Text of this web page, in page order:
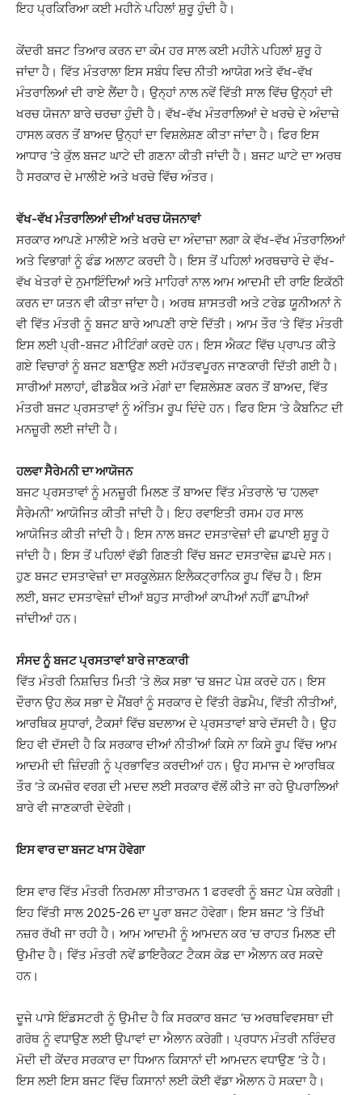
ਇਹ ਪ੍ਰਕਿਰਿਆ ਕਈ ਮਹੀਨੇ ਪਹਿਲਾਂ ਸ਼ੁਰੂ ਹੁੰਦੀ ਹੈ।
ਕੇਂਦਰੀ ਬਜਟ ਤਿਆਰ ਕਰਨ ਦਾ ਕੰਮ ਹਰ ਸਾਲ ਕਈ ਮਹੀਨੇ ਪਹਿਲਾਂ ਸ਼ੁਰੂ ਹੋ
ਜਾਂਦਾ ਹੈ। ਵਿੱਤ ਮੰਤਰਾਲਾ ਇਸ ਸਬੰਧ ਵਿਚ ਨੀਤੀ ਆਯੋਗ ਅਤੇ ਵੱਖ-ਵੱਖ
ਮੰਤਰਾਲਿਆਂ ਦੀ ਰਾਏ ਲੈਂਦਾ ਹੈ। ਉਨ੍ਹਾਂ ਨਾਲ ਨਵੇਂ ਵਿੱਤੀ ਸਾਲ ਵਿੱਚ ਉਨ੍ਹਾਂ ਦੀ
ਖਰਚ ਯੋਜਨਾ ਬਾਰੇ ਚਰਚਾ ਹੁੰਦੀ ਹੈ। ਵੱਖ-ਵੱਖ ਮੰਤਰਾਲਿਆਂ ਦੇ ਖਰਚੇ ਦੇ ਅੰਦਾਜ਼ੇ
ਹਾਸਲ ਕਰਨ ਤੋਂ ਬਾਅਦ ਉਨ੍ਹਾਂ ਦਾ ਵਿਸ਼ਲੇਸ਼ਣ ਕੀਤਾ ਜਾਂਦਾ ਹੈ। ਫਿਰ ਇਸ
ਆਧਾਰ ‘ਤੇ ਕੁੱਲ ਬਜਟ ਘਾਟੇ ਦੀ ਗਣਨਾ ਕੀਤੀ ਜਾਂਦੀ ਹੈ। ਬਜਟ ਘਾਟੇ ਦਾ ਅਰਥ
ਹੈ ਸਰਕਾਰ ਦੇ ਮਾਲੀਏ ਅਤੇ ਖਰਚੇ ਵਿੱਚ ਅੰਤਰ।
ਵੱਖ-ਵੱਖ ਮੰਤਰਾਲਿਆਂ ਦੀਆਂ ਖਰਚ ਯੋਜਨਾਵਾਂ
ਸਰਕਾਰ ਆਪਣੇ ਮਾਲੀਏ ਅਤੇ ਖਰਚੇ ਦਾ ਅੰਦਾਜ਼ਾ ਲਗਾ ਕੇ ਵੱਖ-ਵੱਖ ਮੰਤਰਾਲਿਆਂ
ਅਤੇ ਵਿਭਾਗਾਂ ਨੂੰ ਫੰਡ ਅਲਾਟ ਕਰਦੀ ਹੈ। ਇਸ ਤੋਂ ਪਹਿਲਾਂ ਅਰਥਚਾਰੇ ਦੇ ਵੱਖ-
ਵੱਖ ਖੇਤਰਾਂ ਦੇ ਨੁਮਾਇੰਦਿਆਂ ਅਤੇ ਮਾਹਿਰਾਂ ਨਾਲ ਆਮ ਆਦਮੀ ਦੀ ਰਾਇ ਇਕੱਠੀ
ਕਰਨ ਦਾ ਯਤਨ ਵੀ ਕੀਤਾ ਜਾਂਦਾ ਹੈ। ਅਰਥ ਸ਼ਾਸਤਰੀ ਅਤੇ ਟਰੇਡ ਯੂਨੀਅਨਾਂ ਨੇ
ਵੀ ਵਿੱਤ ਮੰਤਰੀ ਨੂੰ ਬਜਟ ਬਾਰੇ ਆਪਣੀ ਰਾਏ ਦਿੱਤੀ। ਆਮ ਤੌਰ ‘ਤੇ ਵਿੱਤ ਮੰਤਰੀ
ਇਸ ਲਈ ਪ੍ਰੀ-ਬਜਟ ਮੀਟਿੰਗਾਂ ਕਰਦੇ ਹਨ। ਇਸ ਐਕਟ ਵਿੱਚ ਪ੍ਰਾਪਤ ਕੀਤੇ
ਗਏ ਵਿਚਾਰਾਂ ਨੂੰ ਬਜਟ ਬਣਾਉਣ ਲਈ ਮਹੱਤਵਪੂਰਨ ਜਾਣਕਾਰੀ ਦਿੱਤੀ ਗਈ ਹੈ।
ਸਾਰੀਆਂ ਸਲਾਹਾਂ, ਫੀਡਬੈਕ ਅਤੇ ਮੰਗਾਂ ਦਾ ਵਿਸ਼ਲੇਸ਼ਣ ਕਰਨ ਤੋਂ ਬਾਅਦ, ਵਿੱਤ
ਮੰਤਰੀ ਬਜਟ ਪ੍ਰਸਤਾਵਾਂ ਨੂੰ ਅੰਤਿਮ ਰੂਪ ਦਿੰਦੇ ਹਨ। ਫਿਰ ਇਸ ‘ਤੇ ਕੈਬਨਿਟ ਦੀ
ਮਨਜ਼ੂਰੀ ਲਈ ਜਾਂਦੀ ਹੈ।
ਹਲਵਾ ਸੈਰੇਮਨੀ ਦਾ ਆਯੋਜਨ
ਬਜਟ ਪ੍ਰਸਤਾਵਾਂ ਨੂੰ ਮਨਜ਼ੂਰੀ ਮਿਲਣ ਤੋਂ ਬਾਅਦ ਵਿੱਤ ਮੰਤਰਾਲੇ ‘ਚ ‘ਹਲਵਾ
ਸੈਰੇਮਨੀ’ ਆਯੋਜਿਤ ਕੀਤੀ ਜਾਂਦੀ ਹੈ। ਇਹ ਰਵਾਇਤੀ ਰਸਮ ਹਰ ਸਾਲ
ਆਯੋਜਿਤ ਕੀਤੀ ਜਾਂਦੀ ਹੈ। ਇਸ ਨਾਲ ਬਜਟ ਦਸਤਾਵੇਜ਼ਾਂ ਦੀ ਛਪਾਈ ਸ਼ੁਰੂ ਹੋ
ਜਾਂਦੀ ਹੈ। ਇਸ ਤੋਂ ਪਹਿਲਾਂ ਵੱਡੀ ਗਿਣਤੀ ਵਿੱਚ ਬਜਟ ਦਸਤਾਵੇਜ਼ ਛਪਦੇ ਸਨ।
ਹੁਣ ਬਜਟ ਦਸਤਾਵੇਜ਼ਾਂ ਦਾ ਸਰਕੂਲੇਸ਼ਨ ਇਲੈਕਟ੍ਰਾਨਿਕ ਰੂਪ ਵਿੱਚ ਹੈ। ਇਸ
ਲਈ, ਬਜਟ ਦਸਤਾਵੇਜ਼ਾਂ ਦੀਆਂ ਬਹੁਤ ਸਾਰੀਆਂ ਕਾਪੀਆਂ ਨਹੀਂ ਛਾਪੀਆਂ
ਜਾਂਦੀਆਂ ਹਨ।
ਸੰਸਦ ਨੂੰ ਬਜਟ ਪ੍ਰਸਤਾਵਾਂ ਬਾਰੇ ਜਾਣਕਾਰੀ
ਵਿੱਤ ਮੰਤਰੀ ਨਿਸ਼ਚਿਤ ਮਿਤੀ ‘ਤੇ ਲੋਕ ਸਭਾ ‘ਚ ਬਜਟ ਪੇਸ਼ ਕਰਦੇ ਹਨ। ਇਸ
ਦੌਰਾਨ ਉਹ ਲੋਕ ਸਭਾ ਦੇ ਮੈਂਬਰਾਂ ਨੂੰ ਸਰਕਾਰ ਦੇ ਵਿੱਤੀ ਰੋਡਮੈਪ, ਵਿੱਤੀ ਨੀਤੀਆਂ,
ਆਰਥਿਕ ਸੁਧਾਰਾਂ, ਟੈਕਸਾਂ ਵਿੱਚ ਬਦਲਾਅ ਦੇ ਪ੍ਰਸਤਾਵਾਂ ਬਾਰੇ ਦੱਸਦੀ ਹੈ। ਉਹ
ਇਹ ਵੀ ਦੱਸਦੀ ਹੈ ਕਿ ਸਰਕਾਰ ਦੀਆਂ ਨੀਤੀਆਂ ਕਿਸੇ ਨਾ ਕਿਸੇ ਰੂਪ ਵਿੱਚ ਆਮ
ਆਦਮੀ ਦੀ ਜ਼ਿੰਦਗੀ ਨੂੰ ਪ੍ਰਭਾਵਿਤ ਕਰਦੀਆਂ ਹਨ। ਉਹ ਸਮਾਜ ਦੇ ਆਰਥਿਕ
ਤੌਰ ‘ਤੇ ਕਮਜ਼ੋਰ ਵਰਗ ਦੀ ਮਦਦ ਲਈ ਸਰਕਾਰ ਵੱਲੋਂ ਕੀਤੇ ਜਾ ਰਹੇ ਉਪਰਾਲਿਆਂ
ਬਾਰੇ ਵੀ ਜਾਣਕਾਰੀ ਦੇਵੇਗੀ।
ਇਸ ਵਾਰ ਦਾ ਬਜਟ ਖਾਸ ਹੋਵੇਗਾ
ਇਸ ਵਾਰ ਵਿੱਤ ਮੰਤਰੀ ਨਿਰਮਲਾ ਸੀਤਾਰਮਨ 1 ਫਰਵਰੀ ਨੂੰ ਬਜਟ ਪੇਸ਼ ਕਰੇਗੀ।
ਇਹ ਵਿੱਤੀ ਸਾਲ 2025-26 ਦਾ ਪੂਰਾ ਬਜਟ ਹੋਵੇਗਾ। ਇਸ ਬਜਟ ‘ਤੇ ਤਿੱਖੀ
ਨਜ਼ਰ ਰੱਖੀ ਜਾ ਰਹੀ ਹੈ। ਆਮ ਆਦਮੀ ਨੂੰ ਆਮਦਨ ਕਰ ‘ਚ ਰਾਹਤ ਮਿਲਣ ਦੀ
ਉਮੀਦ ਹੈ। ਵਿੱਤ ਮੰਤਰੀ ਨਵੇਂ ਡਾਇਰੈਕਟ ਟੈਕਸ ਕੋਡ ਦਾ ਐਲਾਨ ਕਰ ਸਕਦੇ
ਹਨ।
ਦੂਜੇ ਪਾਸੇ ਇੰਡਸਟਰੀ ਨੂੰ ਉਮੀਦ ਹੈ ਕਿ ਸਰਕਾਰ ਬਜਟ ‘ਚ ਅਰਥਵਿਵਸਥਾ ਦੀ
ਗਰੋਥ ਨੂੰ ਵਧਾਉਣ ਲਈ ਉਪਾਵਾਂ ਦਾ ਐਲਾਨ ਕਰੇਗੀ। ਪ੍ਰਧਾਨ ਮੰਤਰੀ ਨਰਿੰਦਰ
ਮੋਦੀ ਦੀ ਕੇਂਦਰ ਸਰਕਾਰ ਦਾ ਧਿਆਨ ਕਿਸਾਨਾਂ ਦੀ ਆਮਦਨ ਵਧਾਉਣ ‘ਤੇ ਹੈ।
ਇਸ ਲਈ ਇਸ ਬਜਟ ਵਿੱਚ ਕਿਸਾਨਾਂ ਲਈ ਕੋਈ ਵੱਡਾ ਐਲਾਨ ਹੋ ਸਕਦਾ ਹੈ।